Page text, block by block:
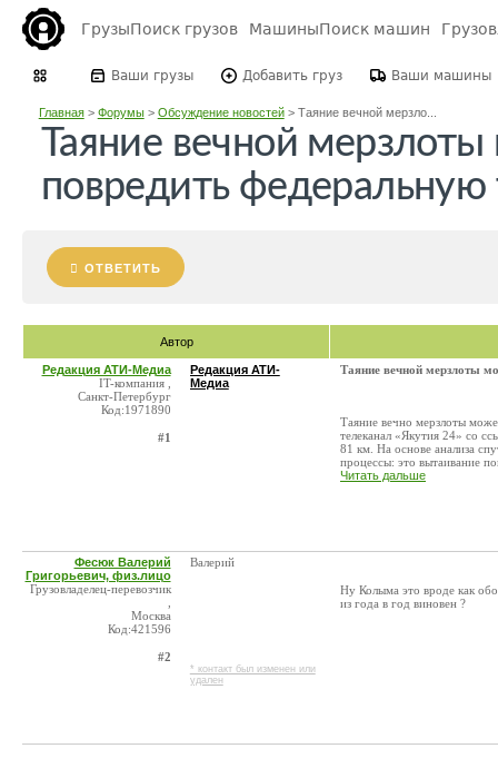
ГрузыПоиск грузов МашиныПоиск машин
Ваши грузы Добавить груз Ваши машины
Главная> Форумы> Обсуждение новостей> Таяние вечной мерзло...
Таяние вечной
повредить
ОТВЕТИТЬ
Автор
Редакция АТИ-Медиа
IT-компания ,
Санкт-Петербург
Код:1971890
#1
Редакция АТИ-
Медиа
Таяние вечной мерзлоты
Таяние вечно мерзлоты
телеканал «Якутия 24» со
81 км. На основе анализа
процессы: это вытаивание
Читать дальше
Фесюк Валерий
Григорьевич, физ.лицо
Грузовладелец-перевозчик
Москва
Код:421596
#2
Валерий
* контакт был изменен или
удален
Ну Колыма это вроде как
из года в год виновен ?